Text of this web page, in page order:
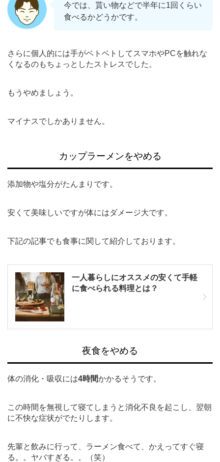
今では、貰い物などで半年に1回くらい
食べるかどうかです。
さらに個人的には手がベトベトしてスマホやPCを触れな
くなるのもちょっとしたストレスでした。
もうやめましょう 。
マイナスでしかありません。
カップラーメンをやめる
添加物や塩分がたんまりです。
安くて美味しいですが体にはダメージ大です。
下記の記事でも食事に関して紹介しております。
一人暮らしにオススメの安くて手軽
に食べられる料理とは？
夜食をやめる
体の消化・吸収には4時間かかるそうです。
この時間を無視して寝てしまうと消化不良を起こし、翌朝
に不快な症状がでたりします。
先輩と飲みに行って、ラーメン食べて、かえってすぐ寝
る。。ヤバすぎる。。（笑）